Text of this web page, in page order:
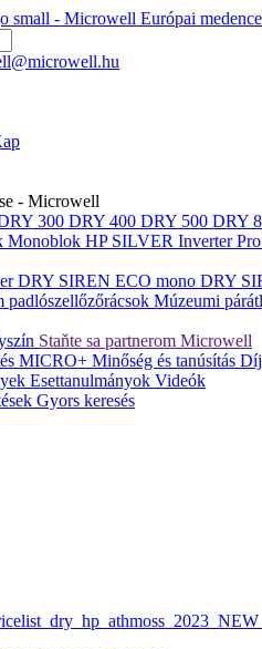
Európai
300 DRY 400 DRY 500 DRY
Monoblok HP SILVER Inverter Pro
DRY SIREN ECO mono DRY
padlószellőzőrácsok Múzeumi
Staňte sa partnerom Microwell
MICRO+ Minőség és tanúsítás
Esettanulmányok Videók
Gyors keresés